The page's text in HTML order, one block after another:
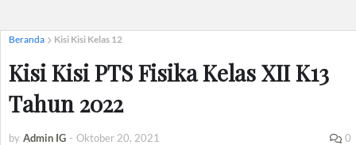
Beranda Kisi Kisi Kelas 12
Kisi Kisi PTS Fisika Kelas XII K13
Tahun 2022
by Admin IG - Oktober 20, 2021 0